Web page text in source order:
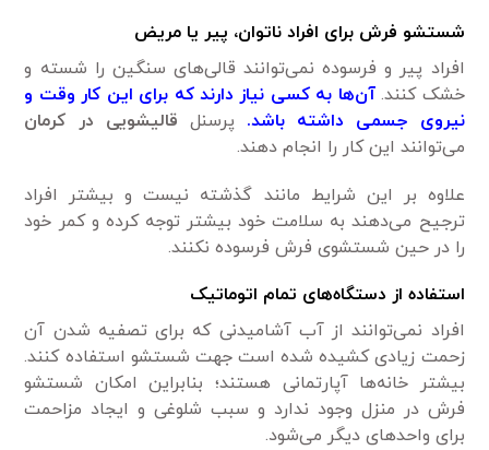
شستشو فرش برای افراد ناتوان، پیر یا مریض
افراد پیر و فرسوده نمی‌توانند قالی‌های سنگین را شسته و
خشک کنند.آن‌ها به کسی نیاز دارند که برای این کار وقت و
نیروی جسمی داشته باشد. پرسنل قالیشویی در کرمان
می‌توانند این کار را انجام دهند.
علاوه بر این شرایط مانند گذشته نیست و بیشتر افراد
ترجیح می‌دهند به سلامت خود بیشتر توجه کرده و کمر خود
را در حین شستشوی فرش فرسوده نکنند.
استفاده از دستگاه‌های تمام اتوماتیک
افراد نمی‌توانند از آب آشامیدنی که برای تصفیه شدن آن
زحمت زیادی کشیده شده است جهت شستشو استفاده کنند.
بیشتر خانه‌ها آپارتمانی هستند؛ بنابراین امکان شستشو
فرش در منزل وجود ندارد و سبب شلوغی و ایجاد مزاحمت
برای واحدهای دیگر می‌شود.